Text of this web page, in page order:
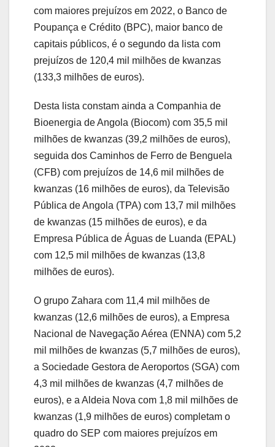
com maiores prejuízos em 2022, o Banco de
Poupança e Crédito (BPC), maior banco de
capitais públicos, é o segundo da lista com
prejuízos de 120,4 mil milhões de kwanzas
(133,3 milhões de euros).
Desta lista constam ainda a Companhia de
Bioenergia de Angola (Biocom) com 35,5 mil
milhões de kwanzas (39,2 milhões de euros),
seguida dos Caminhos de Ferro de Benguela
(CFB) com prejuízos de 14,6 mil milhões de
kwanzas (16 milhões de euros), da Televisão
Pública de Angola (TPA) com 13,7 mil milhões
de kwanzas (15 milhões de euros), e da
Empresa Pública de Águas de Luanda (EPAL)
com 12,5 mil milhões de kwanzas (13,8
milhões de euros).
O grupo Zahara com 11,4 mil milhões de
kwanzas (12,6 milhões de euros), a Empresa
Nacional de Navegação Aérea (ENNA) com 5,2
mil milhões de kwanzas (5,7 milhões de euros),
a Sociedade Gestora de Aeroportos (SGA) com
4,3 mil milhões de kwanzas (4,7 milhões de
euros), e a Aldeia Nova com 1,8 mil milhões de
kwanzas (1,9 milhões de euros) completam o
quadro do SEP com maiores prejuízos em